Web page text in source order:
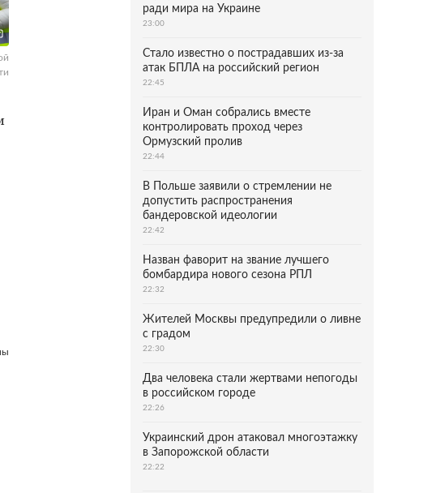
ради мира на Украине
23:00
Стало известно о пострадавших из-за
атак БПЛА на российский регион
22:45
Иран и Оман собрались вместе
контролировать проход через
Ормузский пролив
22:44
В Польше заявили о стремлении не
допустить распространения
бандеровской идеологии
22:42
Назван фаворит на звание лучшего
бомбардира нового сезона РПЛ
22:32
Жителей Москвы предупредили о ливне
с градом
22:30
Два человека стали жертвами непогоды
в российском городе
22:26
Украинский дрон атаковал многоэтажку
в Запорожской области
22:22